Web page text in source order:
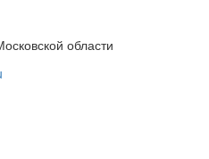
области